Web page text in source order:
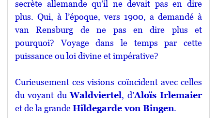
secrète allemande qu’il ne devait pas en dire
plus. Qui, à l’époque, vers 1900, a demandé à
van Rensburg de ne pas en dire plus et
pourquoi? Voyage dans le temps par cette
puissance ou loi divine et impérative?
Curieusement ces visions coïncident avec celles
du voyant duWaldviertel, d’Aloïs Irlemaier
et de la grandeHildegarde von Bingen.